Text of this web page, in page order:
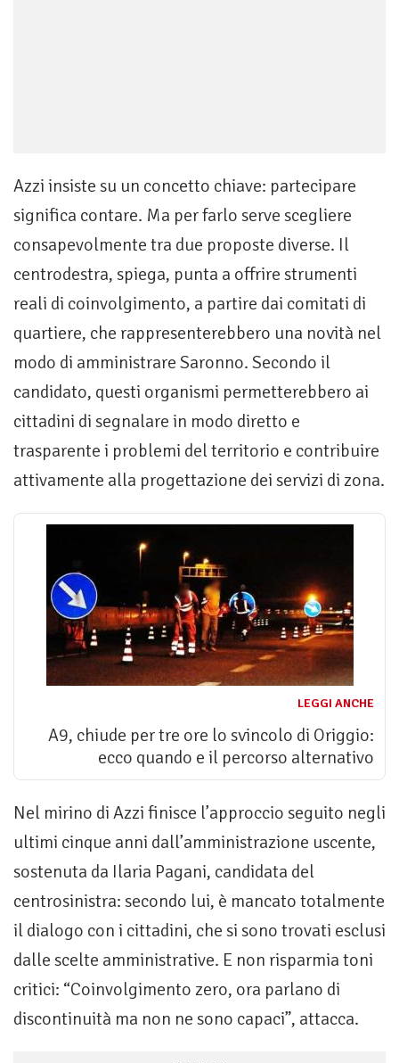
Azzi insiste su un concetto chiave: partecipare
significa contare. Ma per farlo serve scegliere
consapevolmente tra due proposte diverse. Il
centrodestra, spiega, punta a offrire strumenti
reali di coinvolgimento, a partire dai comitati di
quartiere, che rappresenterebbero una novità nel
modo di amministrare Saronno. Secondo il
candidato, questi organismi permetterebbero ai
cittadini di segnalare in modo diretto e
trasparente i problemi del territorio e contribuire
attivamente alla progettazione dei servizi di zona.
LEGGI ANCHE
A9, chiude per tre ore lo svincolo di Origgio:
ecco quando e il percorso alternativo
Nel mirino di Azzi finisce l’approccio seguito negli
ultimi cinque anni dall’amministrazione uscente,
sostenuta da Ilaria Pagani, candidata del
centrosinistra: secondo lui, è mancato totalmente
il dialogo con i cittadini, che si sono trovati esclusi
dalle scelte amministrative. E non risparmia toni
critici: “Coinvolgimento zero, ora parlano di
discontinuità ma non ne sono capaci”, attacca.